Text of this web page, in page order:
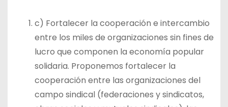
c) Fortalecer la cooperación e intercambio
entre los miles de organizaciones sin fines de
lucro que componen la economía popular
solidaria. Proponemos fortalecer la
cooperación entre las organizaciones del
campo sindical (federaciones y sindicatos,